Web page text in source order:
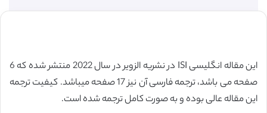
این مقاله انگلیسی ISI در نشریه الزویر در سال 2022 منتشر شده که 6
صفحه می باشد، ترجمه فارسی آن نیز 17 صفحه میباشد. کیفیت ترجمه
این مقاله عالی بوده و به صورت کامل ترجمه شده است.